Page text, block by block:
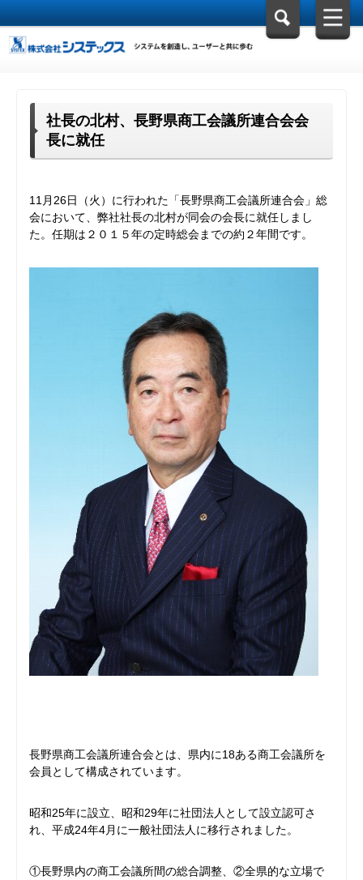
社長の北村、長野県商工会議所連合会会
長に就任
11月26日（火）に行われた「長野県商工会議所連合会」総
会において、弊社社長の北村が同会の会長に就任しまし
た。任期は２０１５年の定時総会までの約２年間です。
長野県商工会議所連合会とは、県内に18ある商工会議所を
会員として構成されています。
昭和25年に設立、昭和29年に社団法人として設立認可さ
れ、平成24年4月に一般社団法人に移行されました。
①長野県内の商工会議所間の総合調整、②全県的な立場で